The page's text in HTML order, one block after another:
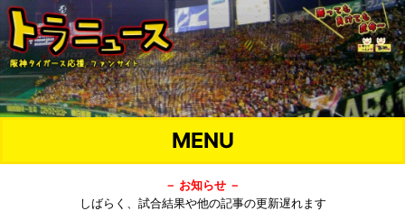
MENU
－ お知らせ －
しばらく、試合結果や他の記事の更新遅れます